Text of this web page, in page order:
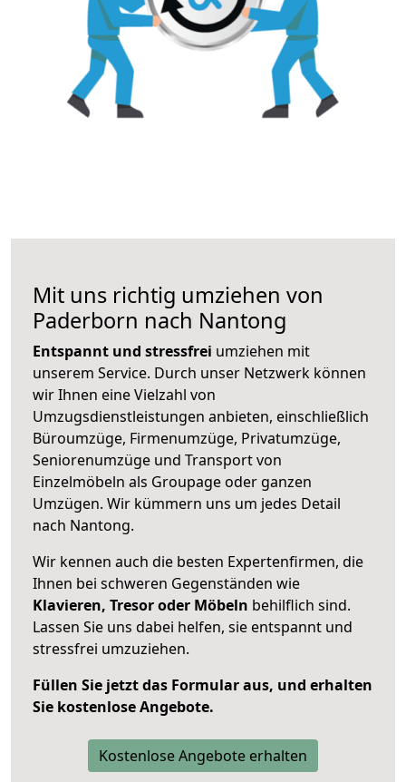
Mit uns richtig umziehen von
Paderborn nach Nantong
Entspannt und stressfrei umziehen mit
unserem Service. Durch unser Netzwerk können
wir Ihnen eine Vielzahl von
Umzugsdienstleistungen anbieten, einschließlich
Büroumzüge, Firmenumzüge, Privatumzüge,
Seniorenumzüge und Transport von
Einzelmöbeln als Groupage oder ganzen
Umzügen. Wir kümmern uns um jedes Detail
nach Nantong.
Wir kennen auch die besten Expertenfirmen, die
Ihnen bei schweren Gegenständen wie
Klavieren, Tresor oder Möbeln behilflich sind.
Lassen Sie uns dabei helfen, sie entspannt und
stressfrei umzuziehen.
Füllen Sie jetzt das Formular aus, und erhalten
Sie kostenlose Angebote.
Kostenlose Angebote erhalten